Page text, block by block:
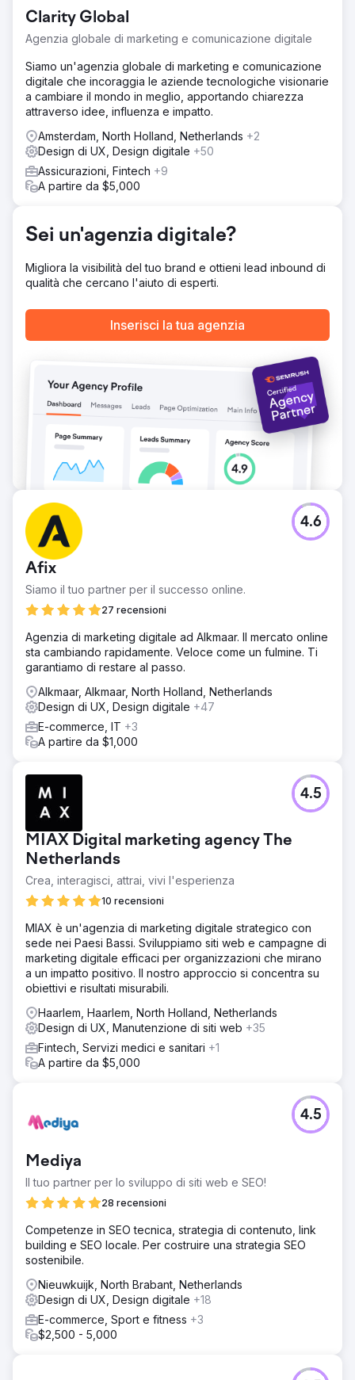
marchio era basso e i loro tassi di conversione
necessitavano di miglioramenti. La competizione con
piattaforme turistiche più grandi rendeva difficile attrarre
visitatori organici direttamente sul loro sito web. Avevano
bisogno di una strategia che aumentasse sia la visibilità
che le prenotazioni dirette, in particolare dalle ricerche
senza marchio. È qui che siamo intervenuti con una
Soluzione
Abbiamo implementato una strategia SEO completa,
concentrandoci sul miglioramento della visibilità della
ricerca senza marchio. Ottimizzando gli aspetti tecnici del
e creando backlink di alta qualità, abbiamo aumentato la
loro presenza nei risultati di ricerca competitivi. Inoltre,
all'esperienza utente e ai tassi di conversione. Questo
approccio ha aiutato la Torre della TV di Berlino a
turisti, generando più traffico diretto e organico.
Risultato
aumento del 200% del traffico non brandizzato,
incrementando significativamente la propria visibilità
organica. Questa impennata di visitatori si è tradotta in un
aumento del 20% dei tassi di conversione dalle
prenotazioni dirette, riducendo la dipendenza da
piattaforme di terze parti. La strategia SEO ottimizzata non
solo ha migliorato le classifiche di ricerca, ma ha anche
migliorato l'esperienza utente complessiva, rendendo più
facile per i visitatori trovare e prenotare i biglietti
direttamente tramite il sito web.
Clarity Global
Agenzia globale di marketing e comunicazione digitale
Siamo un'agenzia globale di marketing e comunicazione
digitale che incoraggia le aziende tecnologiche visionarie
a cambiare il mondo in meglio, apportando chiarezza
attraverso idee, influenza e impatto.
Amsterdam, North Holland, Netherlands +2
Design di UX, Design digitale +50
Assicurazioni, Fintech +9
A partire da $5,000
Sei un'agenzia digitale?
Migliora la visibilità del tuo brand e ottieni lead inbound di
qualità che cercano l'aiuto di esperti.
Inserisci la tua agenzia
Afix
Siamo il tuo partner per il successo online.
27 recensioni
4.6
Agenzia di marketing digitale ad Alkmaar. Il mercato online
sta cambiando rapidamente. Veloce come un fulmine. Ti
garantiamo di restare al passo.
Alkmaar, Alkmaar, North Holland, Netherlands
Design di UX, Design digitale +47
E-commerce, IT +3
A partire da $1,000
MIAX Digital marketing agency The
Netherlands
Crea, interagisci, attrai, vivi l'esperienza
10 recensioni
4.5
MIAX è un'agenzia di marketing digitale strategico con
sede nei Paesi Bassi. Sviluppiamo siti web e campagne di
marketing digitale efficaci per organizzazioni che mirano
a un impatto positivo. Il nostro approccio si concentra su
obiettivi e risultati misurabili.
Haarlem, Haarlem, North Holland, Netherlands
Design di UX, Manutenzione di siti web +35
Fintech, Servizi medici e sanitari +1
A partire da $5,000
Mediya
Il tuo partner per lo sviluppo di siti web e SEO!
28 recensioni
4.5
Competenze in SEO tecnica, strategia di contenuto, link
building e SEO locale. Per costruire una strategia SEO
sostenibile.
Nieuwkuijk, North Brabant, Netherlands
Design di UX, Design digitale +18
E-commerce, Sport e fitness +3
$2,500 - 5,000